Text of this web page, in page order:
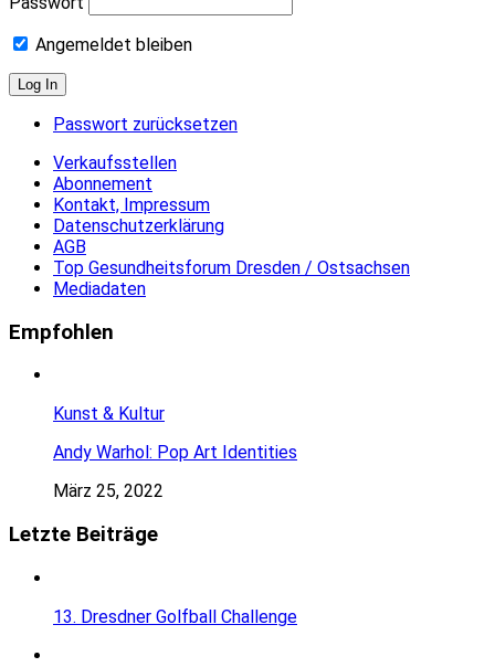
Angemeldet bleiben
Passwort zurücksetzen
Verkaufsstellen
Abonnement
Kontakt, Impressum
Datenschutzerklärung
AGB
Top Gesundheitsforum Dresden / Ostsachsen
Mediadaten
Empfohlen
Kunst & Kultur
Andy Warhol: Pop Art Identities
März 25, 2022
Letzte Beiträge
13. Dresdner Golfball Challenge